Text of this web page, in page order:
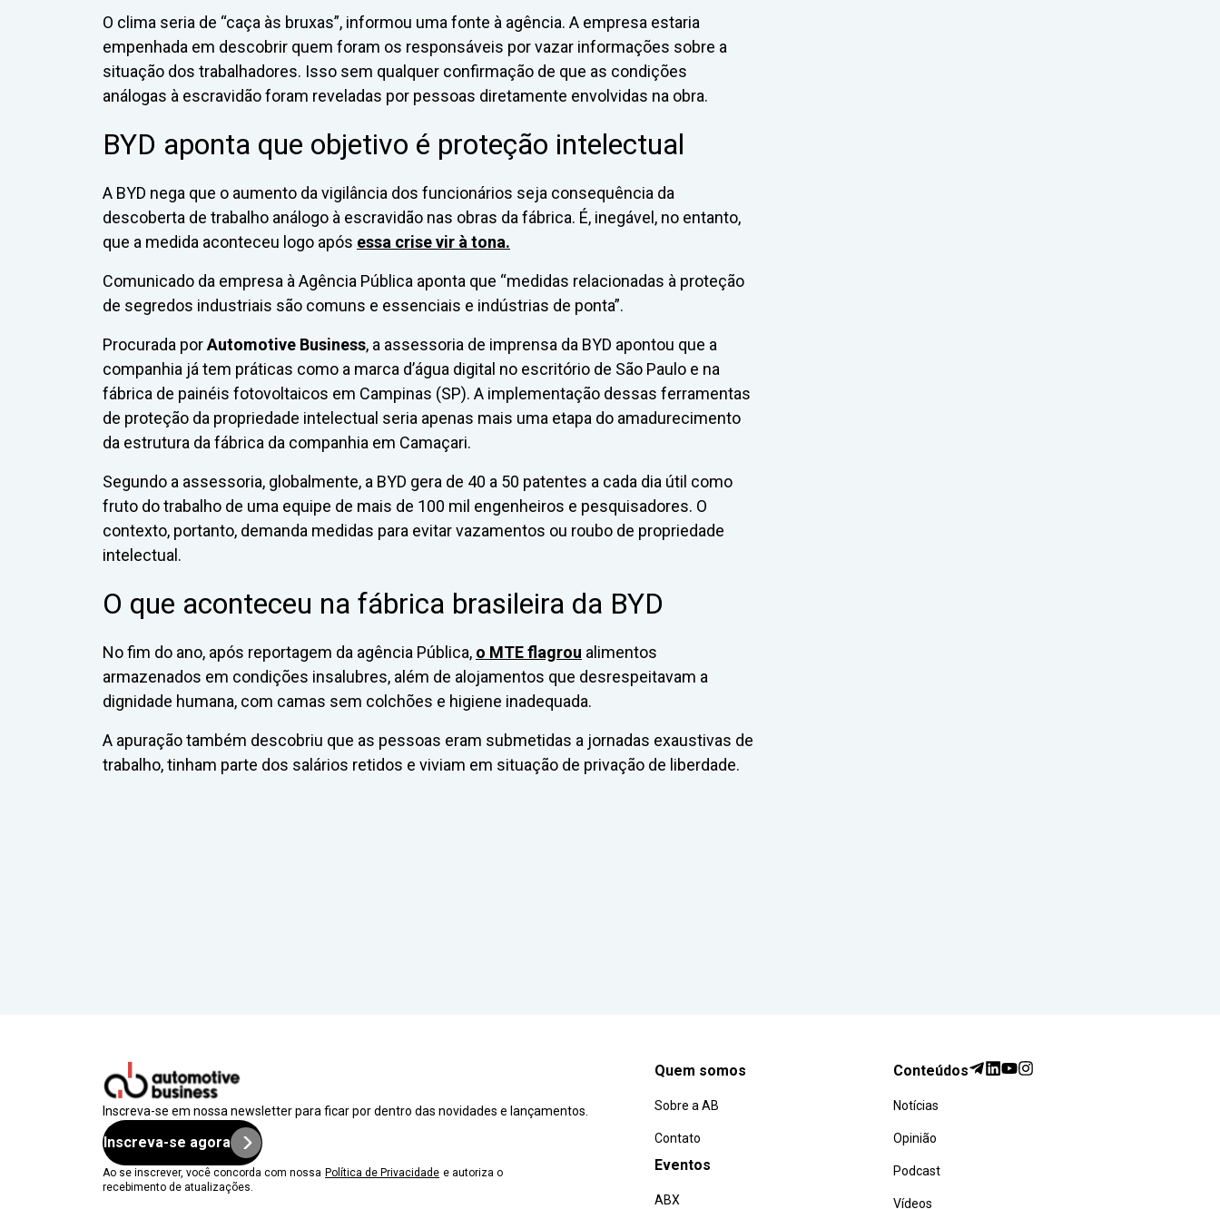
O clima seria de “caça às bruxas”, informou uma fonte à agência. A empresa estaria
empenhada em descobrir quem foram os responsáveis por vazar informações sobre a
situação dos trabalhadores. Isso sem qualquer confirmação de que as condições
análogas à escravidão foram reveladas por pessoas diretamente envolvidas na obra.
BYD aponta que objetivo é proteção intelectual
A BYD nega que o aumento da vigilância dos funcionários seja consequência da
descoberta de trabalho análogo à escravidão nas obras da fábrica. É, inegável, no entanto,
que a medida aconteceu logo após essa crise vir à tona.
Comunicado da empresa à Agência Pública aponta que “medidas relacionadas à proteção
de segredos industriais são comuns e essenciais e indústrias de ponta”.
Procurada porAutomotive Business, a assessoria de imprensa da BYD apontou que a
companhia já tem práticas como a marca d’água digital no escritório de São Paulo e na
fábrica de painéis fotovoltaicos em Campinas (SP). A implementação dessas ferramentas
de proteção da propriedade intelectual seria apenas mais uma etapa do amadurecimento
da estrutura da fábrica da companhia em Camaçari.
Segundo a assessoria, globalmente, a BYD gera de 40 a 50 patentes a cada dia útil como
fruto do trabalho de uma equipe de mais de 100 mil engenheiros e pesquisadores. O
contexto, portanto, demanda medidas para evitar vazamentos ou roubo de propriedade
intelectual.
O que aconteceu na fábrica brasileira da BYD
No fim do ano, após reportagem da agência Pública, o MTE flagrou alimentos
armazenados em condições insalubres, além de alojamentos que desrespeitavam a
dignidade humana, com camas sem colchões e higiene inadequada.
A apuração também descobriu que as pessoas eram submetidas a jornadas exaustivas de
trabalho, tinham parte dos salários retidos e viviam em situação de privação de liberdade.
Inscreva-se em nossa newsletter para ficar por dentro das novidades e lançamentos.
Inscreva-se agora
Ao se inscrever, você concorda com nossa Política de Privacidade e autoriza o
recebimento de atualizações.
Quem somos
Sobre a AB
Contato
Eventos
ABX
Conteúdos
Notícias
Opinião
Podcast
Vídeos